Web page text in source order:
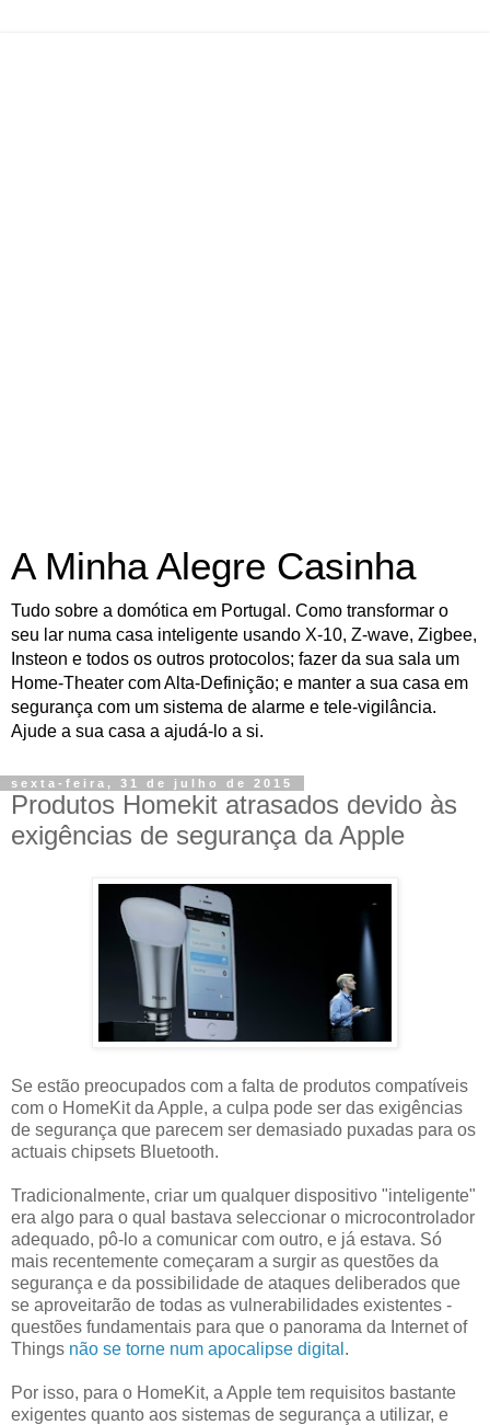
A Minha Alegre Casinha
Tudo sobre a domótica em Portugal. Como transformar o
seu lar numa casa inteligente usando X-10, Z-wave, Zigbee,
Insteon e todos os outros protocolos; fazer da sua sala um
Home-Theater com Alta-Definição; e manter a sua casa em
segurança com um sistema de alarme e tele-vigilância.
Ajude a sua casa a ajudá-lo a si.
sexta-feira, 31 de julho de 2015
Produtos Homekit atrasados devido às
exigências de segurança da Apple
Se estão preocupados com a falta de produtos compatíveis
com o HomeKit da Apple, a culpa pode ser das exigências
de segurança que parecem ser demasiado puxadas para os
actuais chipsets Bluetooth.
Tradicionalmente, criar um qualquer dispositivo "inteligente"
era algo para o qual bastava seleccionar o microcontrolador
adequado, pô-lo a comunicar com outro, e já estava. Só
mais recentemente começaram a surgir as questões da
segurança e da possibilidade de ataques deliberados que
se aproveitarão de todas as vulnerabilidades existentes -
questões fundamentais para que o panorama da Internet of
Things não se torne num apocalipse digital .
Por isso, para o HomeKit, a Apple tem requisitos bastante
exigentes quanto aos sistemas de segurança a utilizar, e